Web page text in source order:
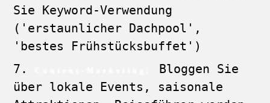
Sie Keyword-Verwendung
('erstaunlicher Dachpool',
'bestes Frühstücksbuffet')
Bloggen Sie
über lokale Events, saisonale